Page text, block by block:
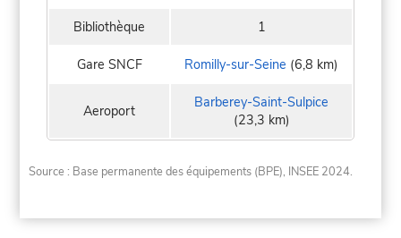
Bibliothèque 1
Gare SNCF Romilly-sur-Seine (6,8 km)
Aeroport
Barberey-Saint-Sulpice
(23,3 km)
Source : Base permanente des équipements (BPE), INSEE 2024.